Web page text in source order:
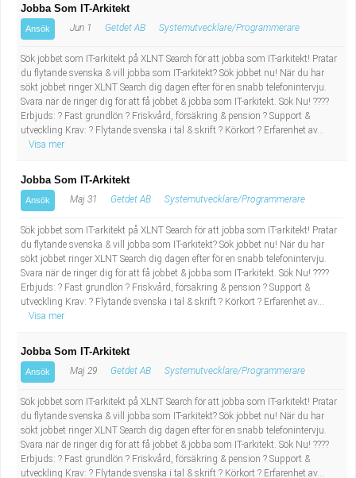
Jobba Som IT-Arkitekt
Ansök Jun 1 Getdet AB Systemutvecklare/Programmerare
Sök jobbet som IT-arkitekt på XLNT Search för att jobba som IT-arkitekt! Pratar
du flytande svenska & vill jobba som IT-arkitekt? Sök jobbet nu! När du har
sökt jobbet ringer XLNT Search dig dagen efter för en snabb telefonintervju.
Svara när de ringer dig för att få jobbet & jobba som IT-arkitekt. Sök Nu! ????
Erbjuds: ? Fast grundlön ? Friskvård, försäkring & pension ? Support &
utveckling Krav: ? Flytande svenska i tal & skrift ? Körkort ? Erfarenhet av...
Visa mer
Jobba Som IT-Arkitekt
Ansök Maj 31 Getdet AB Systemutvecklare/Programmerare
Sök jobbet som IT-arkitekt på XLNT Search för att jobba som IT-arkitekt! Pratar
du flytande svenska & vill jobba som IT-arkitekt? Sök jobbet nu! När du har
sökt jobbet ringer XLNT Search dig dagen efter för en snabb telefonintervju.
Svara när de ringer dig för att få jobbet & jobba som IT-arkitekt. Sök Nu! ????
Erbjuds: ? Fast grundlön ? Friskvård, försäkring & pension ? Support &
utveckling Krav: ? Flytande svenska i tal & skrift ? Körkort ? Erfarenhet av...
Visa mer
Jobba Som IT-Arkitekt
Ansök Maj 29 Getdet AB Systemutvecklare/Programmerare
Sök jobbet som IT-arkitekt på XLNT Search för att jobba som IT-arkitekt! Pratar
du flytande svenska & vill jobba som IT-arkitekt? Sök jobbet nu! När du har
sökt jobbet ringer XLNT Search dig dagen efter för en snabb telefonintervju.
Svara när de ringer dig för att få jobbet & jobba som IT-arkitekt. Sök Nu! ????
Erbjuds: ? Fast grundlön ? Friskvård, försäkring & pension ? Support &
utveckling Krav: ? Flytande svenska i tal & skrift ? Körkort ? Erfarenhet av...